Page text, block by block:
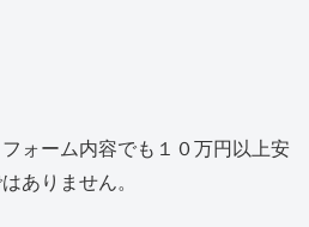
ォーム内容でも１０万円以上安
ありません。